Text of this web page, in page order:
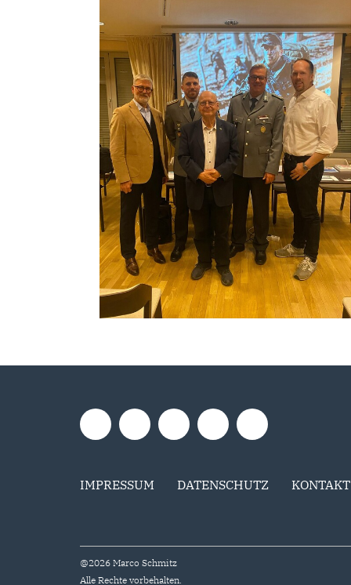
IMPRESSUM DATENSCHUTZ KONTAKT
@2026 Marco Schmitz
Alle Rechte vorbehalten.